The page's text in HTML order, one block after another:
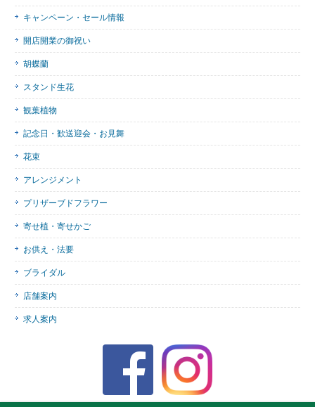
キャンペーン・セール情報
開店開業の御祝い
胡蝶蘭
スタンド生花
観葉植物
記念日・歓送迎会・お見舞
花束
アレンジメント
プリザーブドフラワー
寄せ植・寄せかご
お供え・法要
ブライダル
店舗案内
求人案内